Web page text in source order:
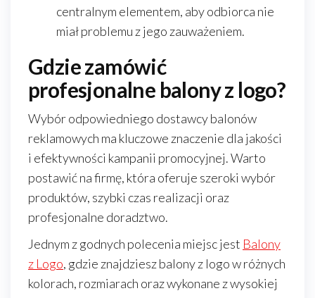
centralnym elementem, aby odbiorca nie
miał problemu z jego zauważeniem.
Gdzie zamówić
profesjonalne balony z logo?
Wybór odpowiedniego dostawcy balonów
reklamowych ma kluczowe znaczenie dla jakości
i efektywności kampanii promocyjnej. Warto
postawić na firmę, która oferuje szeroki wybór
produktów, szybki czas realizacji oraz
profesjonalne doradztwo.
Jednym z godnych polecenia miejsc jest Balony
z Logo, gdzie znajdziesz balony z logo w różnych
kolorach, rozmiarach oraz wykonane z wysokiej